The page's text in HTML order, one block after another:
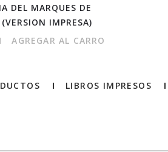
DEL MARQUES DE
IMPRESA)
AGREGAR AL CARRO
LIBROS IMPRESOS